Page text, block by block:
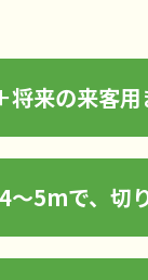
将来の来客
～5mで、切